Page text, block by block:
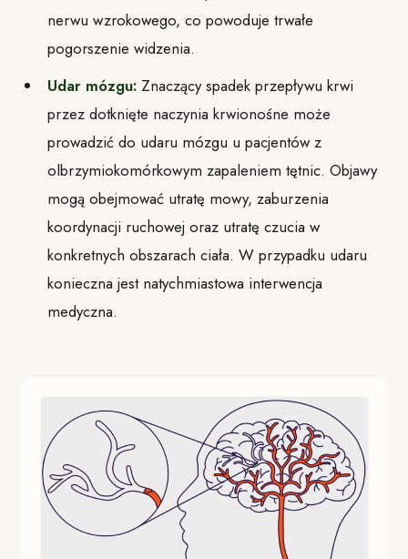
nerwu wzrokowego, co powoduje trwałe
pogorszenie widzenia.
Udar mózgu: Znaczący spadek przepływu krwi
przez dotknięte naczynia krwionośne może
prowadzić do udaru mózgu u pacjentów z
olbrzymiokomórkowym zapaleniem tętnic. Objawy
mogą obejmować utratę mowy, zaburzenia
koordynacji ruchowej oraz utratę czucia w
konkretnych obszarach ciała. W przypadku udaru
konieczna jest natychmiastowa interwencja
medyczna.